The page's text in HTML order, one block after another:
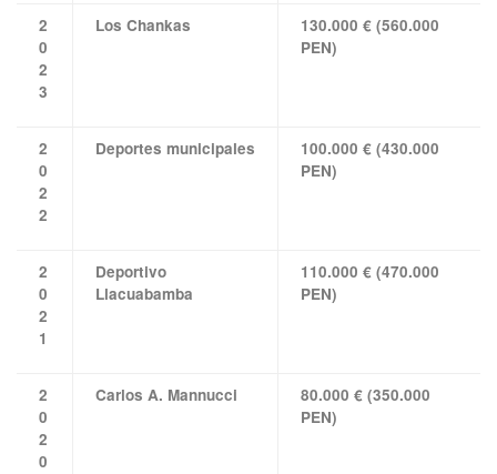
2
0
2
3
Los Chankas
130.000 € (560.000
PEN)
2
0
2
2
Deportes municipales
100.000 € (430.000
PEN)
2
0
2
1
Deportivo
Llacuabamba
110.000 € (470.000
PEN)
2
0
2
0
Carlos A. Mannucci
80.000 € (350.000
PEN)